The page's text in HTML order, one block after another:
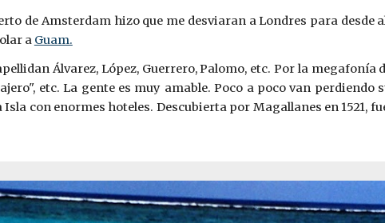
de Amsterdam hizo que me desviaran a Londres para
a Guam.
Álvarez, López, Guerrero, Palomo, etc. Por la megafonía
etc. La gente es muy amable. Poco a poco van
con enormes hoteles. Descubierta por Magallanes en 1521,